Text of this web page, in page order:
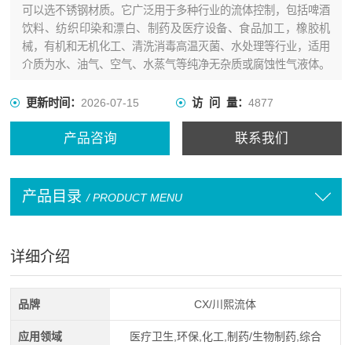
可以选不锈钢材质。它广泛用于多种行业的流体控制，包括啤酒
饮料、纺织印染和漂白、制药及医疗设备、食品加工，橡胶机
械，有机和无机化工、清洗消毒高温灭菌、水处理等行业，适用
介质为水、油气、空气、水蒸气等纯净无杂质或腐蚀性气液体。
更新时间： 2026-07-15 访 问 量： 4877
产品咨询 联系我们
产品目录 / PRODUCT MENU
详细介绍
品牌 CX/川熙流体
应用领域 医疗卫生,环保,化工,制药/生物制药,综合